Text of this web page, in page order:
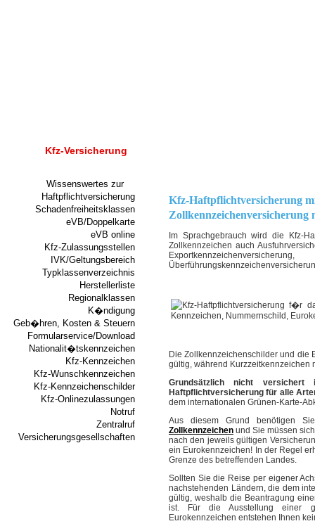
Kfz-Versicherung
Wissenswertes zur
Haftpflichtversicherung
Schadenfreiheitsklassen
eVB/Doppelkarte
eVB online
Kfz-Zulassungsstellen
IVK/Geltungsbereich
Typklassenverzeichnis
Herstellerliste
Regionalklassen
K�ndigung
Geb�hren, Kosten & Steuern
Formularservice/Download
Nationalit�tskennzeichen
Kfz-Kennzeichen
Kfz-Wunschkennzeichen
Kfz-Kennzeichenschilder
Kfz-Onlinezulassungen
Notruf
Zentralruf
Versicherungsgesellschaften
Kfz-Haftpflichtversicherung
Im Sprachgebrauch wird die Kfz-
Zollkennzeichen auch
Die Zollkennzeichenschilder und die
gültig, während Kurzzeitkennzeichen
Grundsätzlich nicht
Haftpflichtversicherung für alle
dem internationalen Grünen-Karte-
Aus diesem Grund benötigen
Zollkennzeichen und Sie müssen
nach den jeweils gültigen
ein Eurokennzeichen! In der Regel
Grenze des betreffenden Landes.
Sollten Sie die Reise per eigener
nachstehenden Ländern, die dem
gültig, weshalb die Beantragung
ist. Für die Ausstellung einer
Eurokennzeichen entstehen Ihnen